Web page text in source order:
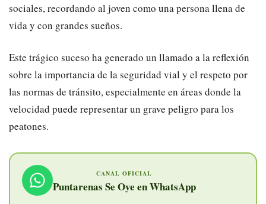
sociales, recordando al joven como una persona llena de
vida y con grandes sueños.
Este trágico suceso ha generado un llamado a la reflexión
sobre la importancia de la seguridad vial y el respeto por
las normas de tránsito, especialmente en áreas donde la
velocidad puede representar un grave peligro para los
peatones.
CANAL OFICIAL
Puntarenas Se Oye en WhatsApp